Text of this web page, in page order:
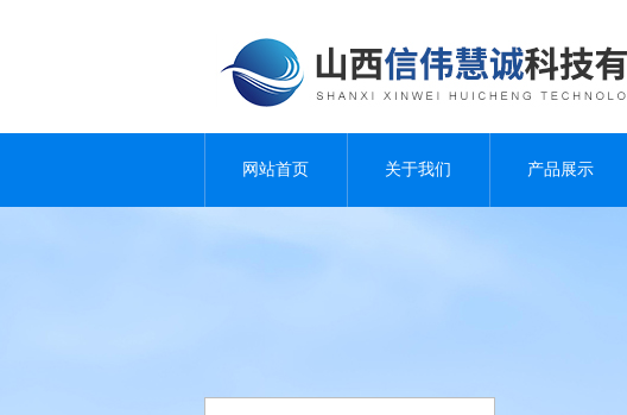
网站首页 关于我们 产品展示